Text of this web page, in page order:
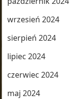
wrzesień 2024
sierpień 2024
lipiec 2024
czerwiec 2024
maj 2024